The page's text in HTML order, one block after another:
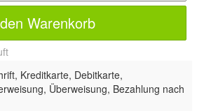
Warenkorb
Kreditkarte, Debitkarte,
Überweisung, Bezahlung nach